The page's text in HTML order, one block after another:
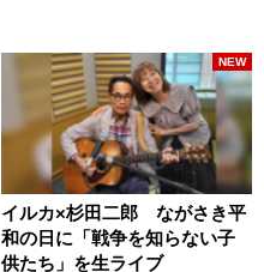
イルカ×杉田二郎 ながさき平
和の日に「戦争を知らない子
供たち」を生ライブ
NEW